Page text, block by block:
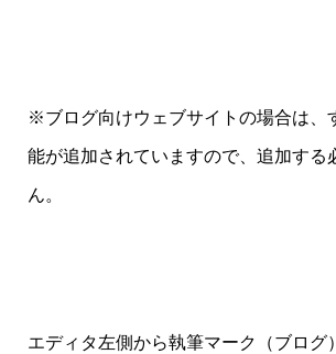
※ブログ向けウェブサイトの場合は、
能が追加されていますので、追加する
ん。
エディタ左側から執筆マーク（ブログ